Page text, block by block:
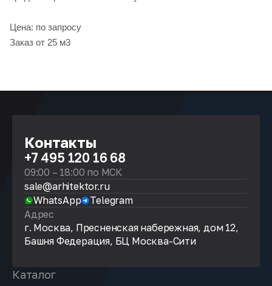
Цена: по запросу
Заказ от 25 м3
Контакты
+7 495 120 16 68
09:00 – 18:00 по МСК
sale@arhitektor.ru
WhatsApp
Telegram
Адрес
г. Москва, Пресненская набережная, дом 12,
Башня Федерация, БЦ Москва-Сити
Каталог